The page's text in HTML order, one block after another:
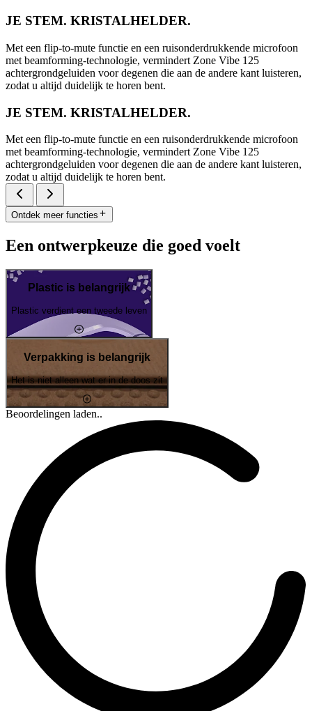
JE STEM. KRISTALHELDER.
Met een flip-to-mute functie en een ruisonderdrukkende microfoon
met beamforming-technologie, vermindert Zone Vibe 125
achtergrondgeluiden voor degenen die aan de andere kant luisteren,
zodat u altijd duidelijk te horen bent.
JE STEM. KRISTALHELDER.
Met een flip-to-mute functie en een ruisonderdrukkende microfoon
met beamforming-technologie, vermindert Zone Vibe 125
achtergrondgeluiden voor degenen die aan de andere kant luisteren,
zodat u altijd duidelijk te horen bent.
Ontdek meer functies
Een ontwerpkeuze die goed voelt
Plastic is belangrijk
Plastic verdient een tweede leven
Verpakking is belangrijk
Het is niet alleen wat er in de doos zit
Beoordelingen laden..